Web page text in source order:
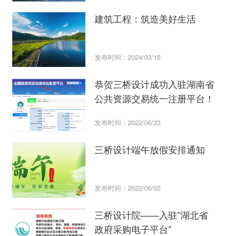
建筑工程：筑造美好生活
发布时间：2024/03/15
恭贺三桥设计成功入驻湖南省
公共资源交易统一注册平台！
发布时间：2022/06/23
三桥设计端午放假安排通知
发布时间：2022/06/02
三桥设计院——入驻”湖北省
政府采购电子平台”